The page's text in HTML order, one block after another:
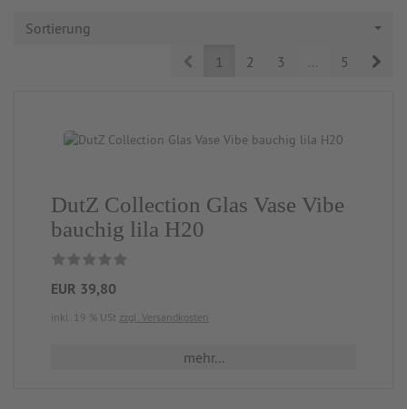
Sortierung
Prev1 2 3 ... 5
DutZ Collection Glas Vase Vibe
bauchig lila H20
EUR 39,80
inkl. 19 % USt zzgl. Versandkosten
mehr...